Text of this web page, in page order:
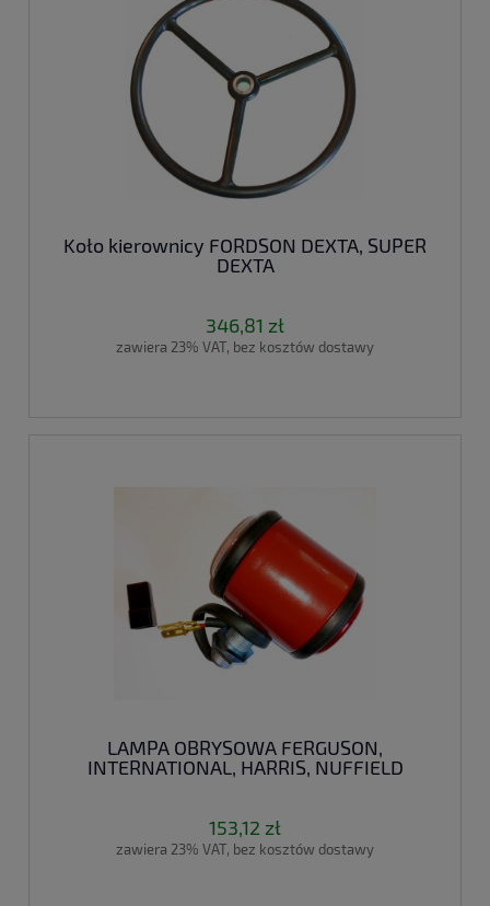
Koło kierownicy FORDSON DEXTA, SUPER
DEXTA
346,81 zł
zawiera 23% VAT, bez kosztów dostawy
LAMPA OBRYSOWA FERGUSON,
INTERNATIONAL, HARRIS, NUFFIELD
153,12 zł
zawiera 23% VAT, bez kosztów dostawy